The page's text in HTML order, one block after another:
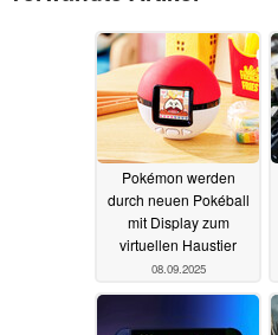
Pokémon werden
durch neuen Pokéball
mit Display zum
virtuellen Haustier
08.09.2025